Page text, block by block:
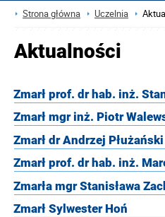
Strona główna Uczelnia
Aktualności
Zmarł prof. dr hab. inż.
Zmarł mgr inż. Piotr
Zmarł dr Andrzej Płużański
Zmarł prof. dr hab. inż.
Zmarła mgr Stanisława
Zmarł Sylwester Hoń